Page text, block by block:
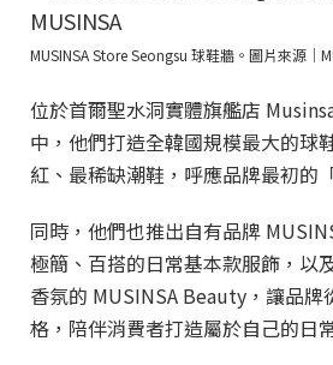
MUSINSA Store Seongsu 球鞋牆。圖片來源｜
位於首爾聖水洞實體旗艦店
中，他們打造全韓國規模最大的球
紅、最稀缺潮鞋，呼應品牌最初的
同時，他們也推出自有品牌
極簡、百搭的日常基本款服飾，以
香氛的 MUSINSA Beauty，讓品牌
格，陪伴消費者打造屬於自己的日